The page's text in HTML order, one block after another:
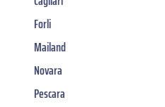
Forli
Mailand
Novara
Pescara